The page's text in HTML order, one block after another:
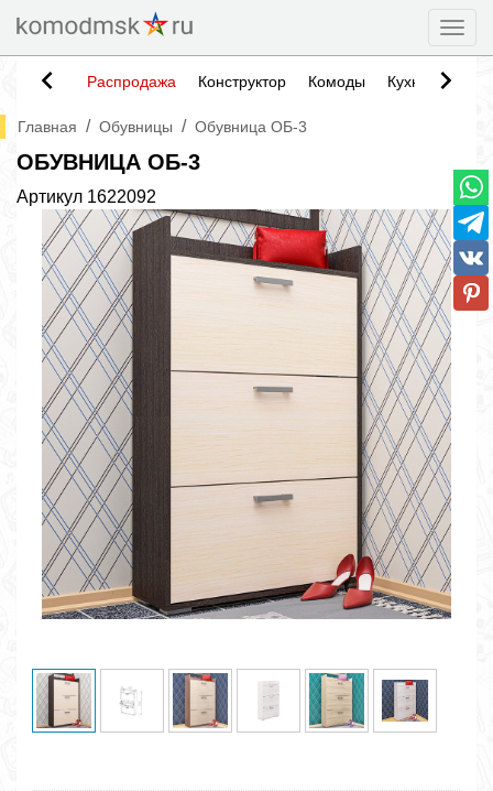
Распродажа Конструктор Комоды Кухни
Главная / Обувницы / Обувница ОБ-3
ОБУВНИЦА ОБ-3
Артикул 1622092